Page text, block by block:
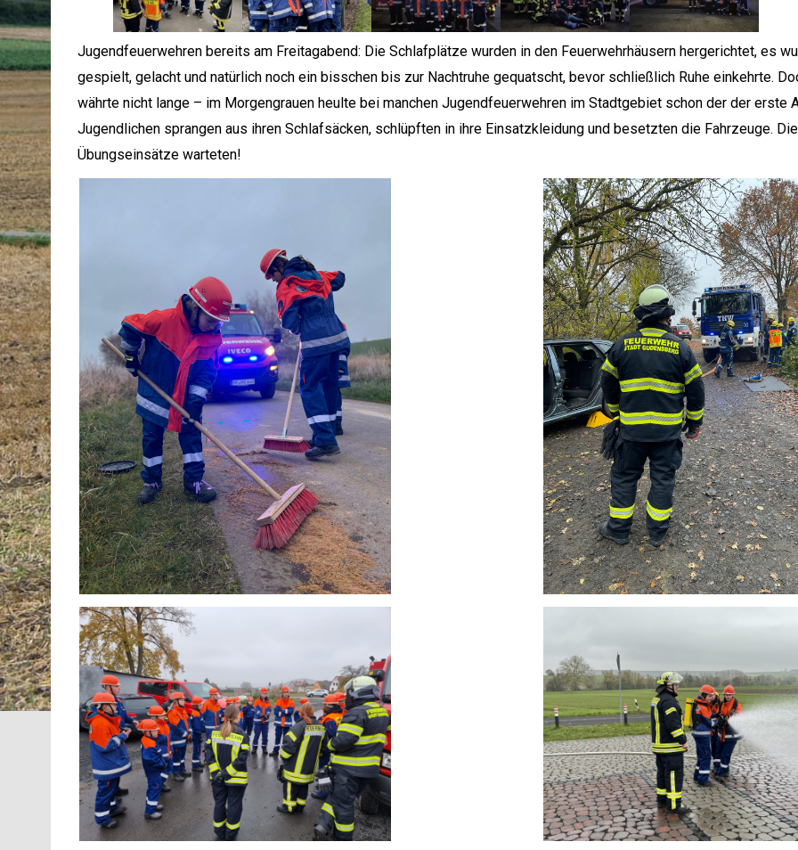
Jugendfeuerwehren bereits am Freitagabend: Die Schlafplätze wurden in den Feuerwehrhäusern hergerichtet, es
gespielt, gelacht und natürlich noch ein bisschen bis zur Nachtruhe gequatscht, bevor schließlich Ruhe einkehrte.
währte nicht lange – im Morgengrauen heulte bei manchen Jugendfeuerwehren im Stadtgebiet schon der der erste
Jugendlichen sprangen aus ihren Schlafsäcken, schlüpften in ihre Einsatzkleidung und besetzten die Fahrzeuge.
Übungseinsätze warteten!